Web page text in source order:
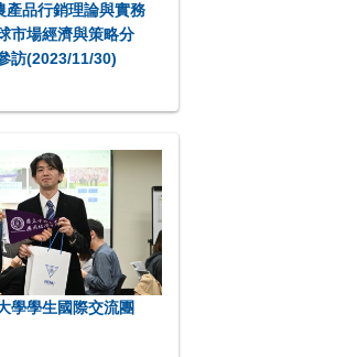
產品行銷理論與實務
市場經濟與策略分
訪(2023/11/30)
學學生國際交流團